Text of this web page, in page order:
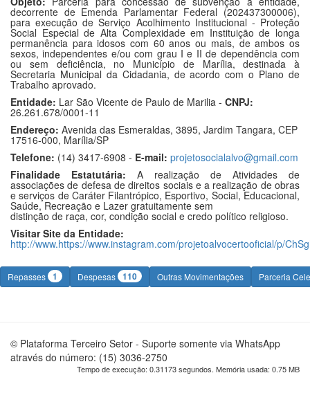
decorrente de Emenda Parlamentar Federal (202437300006),
para execução de Serviço Acolhimento Institucional - Proteção
Social Especial de Alta Complexidade em Instituição de longa
permanência para idosos com 60 anos ou mais, de ambos os
sexos, independentes e/ou com grau I e II de dependência com
ou sem deficiência, no Município de Marília, destinada à
Secretaria Municipal da Cidadania, de acordo com o Plano de
Trabalho aprovado.
Entidade: Lar São Vicente de Paulo de Marilia - CNPJ:
26.261.678/0001-11
Endereço: Avenida das Esmeraldas, 3895, Jardim Tangara, CEP
17516-000, Marília/SP
Telefone: (14) 3417-6908 - E-mail: projetosocialalvo@gmail.com
Finalidade Estatutária: A realização de Atividades de
associações de defesa de direitos sociais e a realização de obras
e serviços de Caráter Filantrópico, Esportivo, Social, Educacional,
Saúde, Recreação e Lazer gratuitamente sem
distinção de raça, cor, condição social e credo político religioso.
Visitar Site da Entidade:
http://www.https://www.instagram.com/projetoalvocertooficial/p/
Repasses 1 Despesas 110 Outras Movimentações Parceria
© Plataforma Terceiro Setor - Suporte somente via WhatsApp
através do número: (15) 3036-2750
Tempo de execução: 0.31173 segundos. Memória usada: 0.75 MB